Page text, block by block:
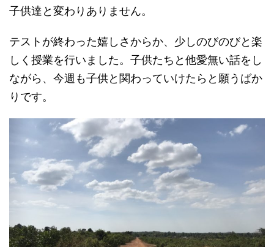
子供達と変わりありません。
テストが終わった嬉しさからか、少しのびのびと楽
しく授業を行いました。子供たちと他愛無い話をし
ながら、今週も子供と関わっていけたらと願うばか
りです。